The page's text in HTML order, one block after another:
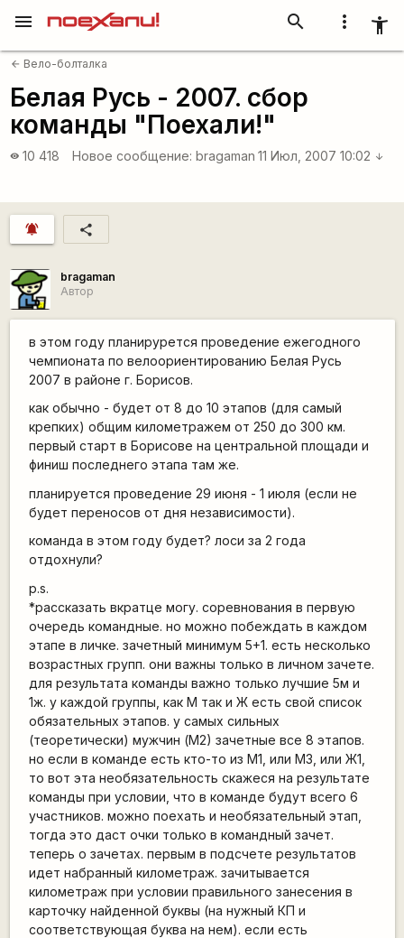
more_vert accessibility_new
search
menu
arrow_back Вело-болталка
Белая Русь - 2007. сбор
команды "Поехали!"
visibility 10 418 Новое сообщение: bragaman 11 Июл, 2007 10:02 arrow_downward
notifications_active share
bragaman
Автор
в этом году планирурется проведение ежегодного
чемпионата по велоориентированию Белая Русь
2007 в районе г. Борисов.
как обычно - будет от 8 до 10 этапов (для самый
крепких) общим километражем от 250 до 300 км.
первый старт в Борисове на центральной площади и
финиш последнего этапа там же.
планируется проведение 29 июня - 1 июля (если не
будет переносов от дня независимости).
команда в этом году будет? лоси за 2 года
отдохнули?
p.s.
*рассказать вкратце могу. соревнования в первую
очередь командные. но можно побеждать в каждом
этапе в личке. зачетный минимум 5+1. есть несколько
возрастных групп. они важны только в личном зачете.
для результата команды важно только лучшие 5м и
1ж. у каждой группы, как М так и Ж есть свой список
обязательных этапов. у самых сильных
(теоретически) мужчин (М2) зачетные все 8 этапов.
но если в команде есть кто-то из М1, или М3, или Ж1,
то вот эта необязательность скажеся на результате
команды при условии, что в команде будут всего 6
участников. можно поехать и необязательный этап,
тогда это даст очки только в командный зачет.
теперь о зачетах. первым в подсчете результатов
идет набранный километраж. зачитывается
километраж при условии правильного занесения в
карточку найденной буквы (на нужный КП и
соответствующая буква на нем). если есть